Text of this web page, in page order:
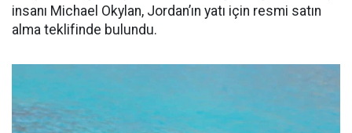
insanı Michael Okylan, Jordan’ın yatı için resmi satın
alma teklifinde bulundu.